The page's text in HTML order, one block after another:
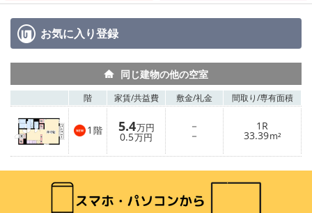
お気に入り登録
同じ建物の他の空室
階 家賃/共益費 敷金/礼金 間取り/専有面積
1 階 5.4万円
0.5万円
－
－
1R
33.39m²